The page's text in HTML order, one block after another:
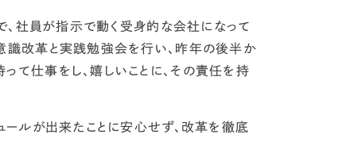
、社員が指示で動く受身的な会社になって
識改革と実践勉強会を行い、昨年の後半か
て仕事をし、嬉しいことに、その責任を持
ールが出来たことに安心せず、改革を徹底